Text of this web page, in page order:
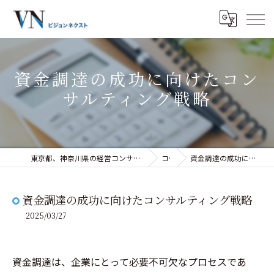
資金調達の成功に向けたコン
サルティング戦略
東京都、神奈川県の経営コンサルティングなら株式会社ビジョンネクスト コラム 資金調達の成功に向けたコンサルティング戦略
資金調達の成功に向けたコンサルティング戦略
2025/03/27
資金調達は、企業にとって必要不可欠なプロセスであ